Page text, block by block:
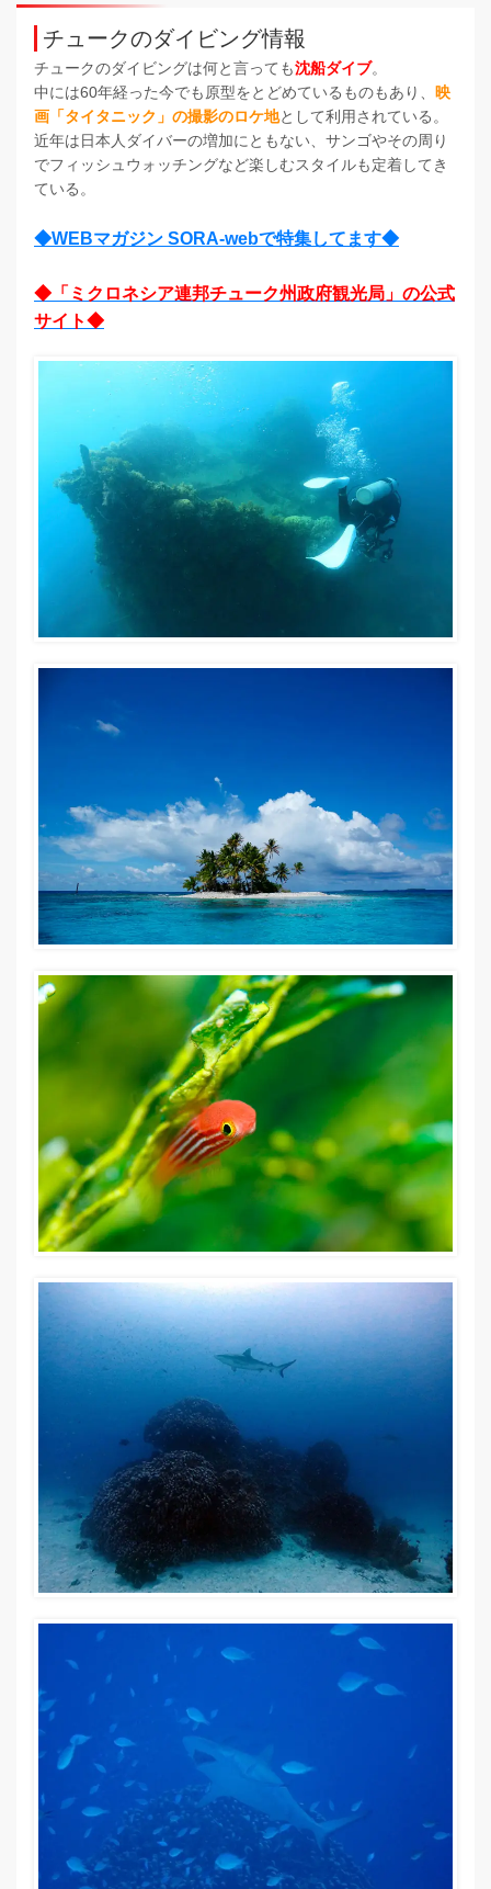
チュークのダイビング情報
チュークのダイビングは何と言っても沈船ダイブ。
中には60年経った今でも原型をとどめているものもあり、 映
画「タイタニック」の撮影のロケ地として利用されている。
近年は日本人ダイバーの増加にともない、サンゴやその周り
でフィッシュウォッチングなど楽しむスタイルも定着してき
ている。
◆WEBマガジン SORA-webで特集してます◆
◆「ミクロネシア連邦チューク州政府観光局」の公式
サイト◆